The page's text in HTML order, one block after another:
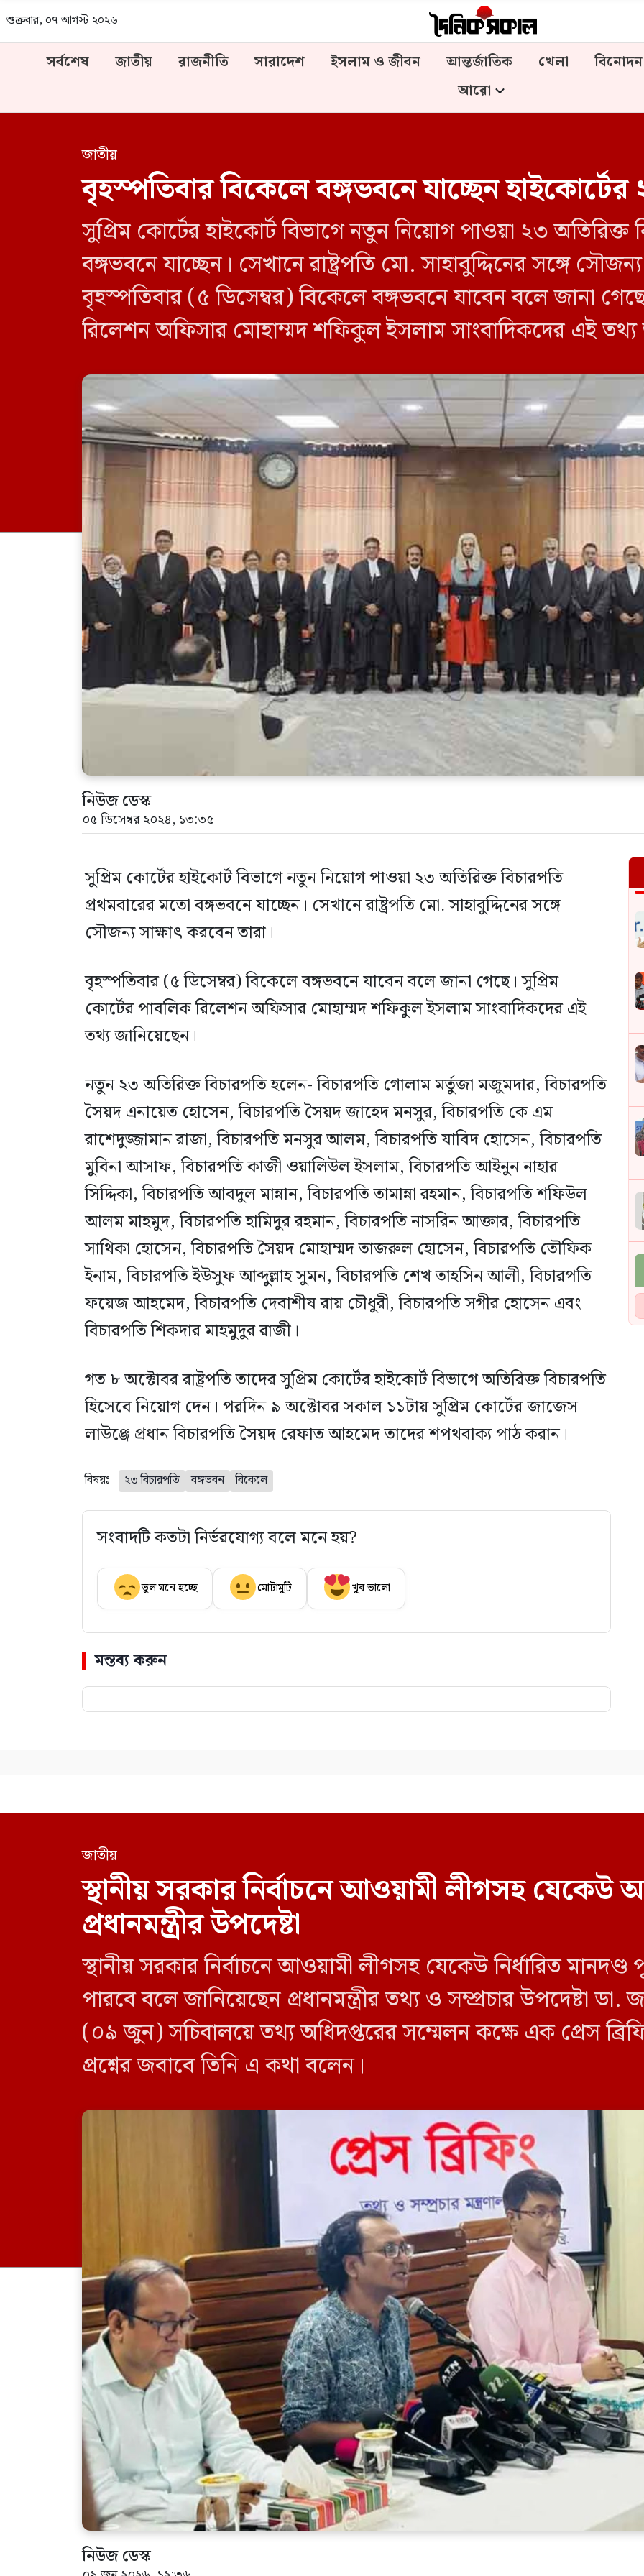
শুক্রবার, ০৭ আগস্ট ২০২৬
সর্বশেষ জাতীয় রাজনীতি সারাদেশ ইসলাম ও জীবন আন্তর্জাতিক খেলা বিনোদন
আরো
জাতীয়
বৃহস্পতিবার বিকেলে বঙ্গভবনে যাচ্ছেন হাইকোর্টের
সুপ্রিম কোর্টের হাইকোর্ট বিভাগে নতুন নিয়োগ পাওয়া ২৩ অতিরিক্ত
বঙ্গভবনে যাচ্ছেন। সেখানে রাষ্ট্রপতি মো. সাহাবুদ্দিনের সঙ্গে
বৃহস্পতিবার (৫ ডিসেম্বর) বিকেলে বঙ্গভবনে যাবেন বলে জানা
রিলেশন অফিসার মোহাম্মদ শফিকুল ইসলাম সাংবাদিকদের এই
নিউজ ডেস্ক
০৫ ডিসেম্বর ২০২৪, ১৩:৩৫
সুপ্রিম কোর্টের হাইকোর্ট বিভাগে নতুন নিয়োগ পাওয়া ২৩ অতিরিক্ত বিচারপতি
প্রথমবারের মতো বঙ্গভবনে যাচ্ছেন। সেখানে রাষ্ট্রপতি মো. সাহাবুদ্দিনের সঙ্গে
সৌজন্য সাক্ষাৎ করবেন তারা।
বৃহস্পতিবার (৫ ডিসেম্বর) বিকেলে বঙ্গভবনে যাবেন বলে জানা গেছে। সুপ্রিম
কোর্টের পাবলিক রিলেশন অফিসার মোহাম্মদ শফিকুল ইসলাম সাংবাদিকদের এই
তথ্য জানিয়েছেন।
নতুন ২৩ অতিরিক্ত বিচারপতি হলেন- বিচারপতি গোলাম মর্তুজা মজুমদার, বিচারপতি
সৈয়দ এনায়েত হোসেন, বিচারপতি সৈয়দ জাহেদ মনসুর, বিচারপতি কে এম
রাশেদুজ্জামান রাজা, বিচারপতি মনসুর আলম, বিচারপতি যাবিদ হোসেন, বিচারপতি
মুবিনা আসাফ, বিচারপতি কাজী ওয়ালিউল ইসলাম, বিচারপতি আইনুন নাহার
সিদ্দিকা, বিচারপতি আবদুল মান্নান, বিচারপতি তামান্না রহমান, বিচারপতি শফিউল
আলম মাহমুদ, বিচারপতি হামিদুর রহমান, বিচারপতি নাসরিন আক্তার, বিচারপতি
সাথিকা হোসেন, বিচারপতি সৈয়দ মোহাম্মদ তাজরুল হোসেন, বিচারপতি তৌফিক
ইনাম, বিচারপতি ইউসুফ আব্দুল্লাহ সুমন, বিচারপতি শেখ তাহসিন আলী, বিচারপতি
ফয়েজ আহমেদ, বিচারপতি দেবাশীষ রায় চৌধুরী, বিচারপতি সগীর হোসেন এবং
বিচারপতি শিকদার মাহমুদুর রাজী।
গত ৮ অক্টোবর রাষ্ট্রপতি তাদের সুপ্রিম কোর্টের হাইকোর্ট বিভাগে অতিরিক্ত বিচারপতি
হিসেবে নিয়োগ দেন। পরদিন ৯ অক্টোবর সকাল ১১টায় সুপ্রিম কোর্টের জাজেস
লাউঞ্জে প্রধান বিচারপতি সৈয়দ রেফাত আহমেদ তাদের শপথবাক্য পাঠ করান।
বিষয়ঃ ২৩ বিচারপতি বঙ্গভবন বিকেলে
সংবাদটি কতটা নির্ভরযোগ্য বলে মনে হয়?
ভুল মনে হচ্ছে মোটামুটি খুব ভালো
মন্তব্য করুন
জাতীয়
স্থানীয় সরকার নির্বাচনে আওয়ামী লীগসহ যেকেউ
প্রধানমন্ত্রীর উপদেষ্টা
স্থানীয় সরকার নির্বাচনে আওয়ামী লীগসহ যেকেউ নির্ধারিত
পারবে বলে জানিয়েছেন প্রধানমন্ত্রীর তথ্য ও সম্প্রচার উপদেষ্টা
(০৯ জুন) সচিবালয়ে তথ্য অধিদপ্তরের সম্মেলন কক্ষে এক প্রেস
প্রশ্নের জবাবে তিনি এ কথা বলেন।
নিউজ ডেস্ক